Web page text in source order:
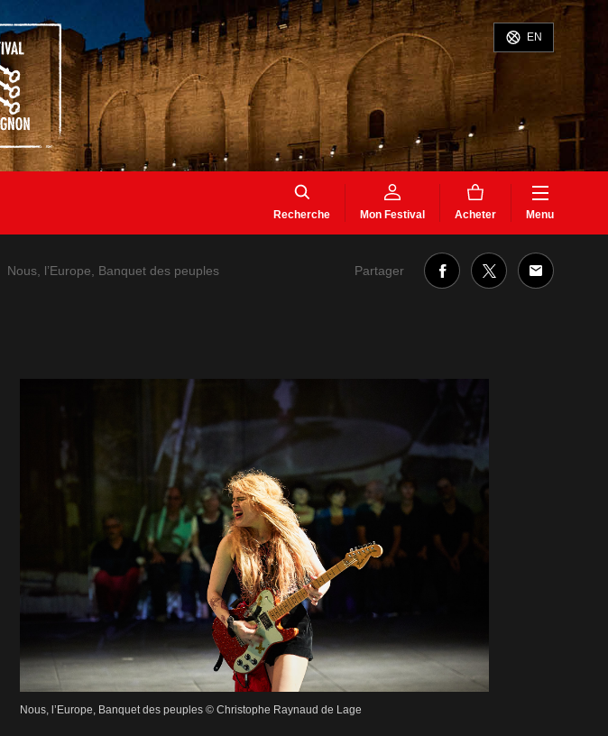
EN
Recherche Mon Festival Acheter Menu
Nous, l’Europe, Banquet des peuples Partager
Nous, l’Europe, Banquet des peuples © Christophe Raynaud de Lage